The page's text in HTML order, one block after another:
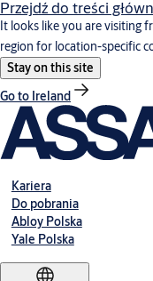
Przejdź do treści
It looks like you are visiting
region for location-specific
Stay on this site
Go to Ireland
Kariera
Do pobrania
Abloy Polska
Yale Polska